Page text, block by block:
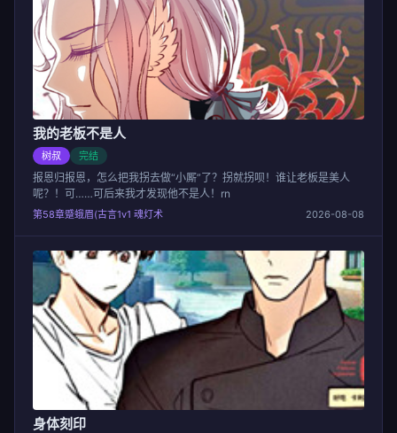
我的老板不是人
树叔 完结
报恩归报恩，怎么把我拐去做“小厮”了？拐就拐呗！谁让老板是美人
呢？！可……可后来我才发现他不是人！rn
第58章蹙蛾眉(古言1v1 魂灯术 2026-08-08
身体刻印